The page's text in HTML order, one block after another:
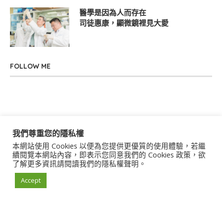
醫學是因為人而存在
司徒惠康，顯微鏡裡見大愛
FOLLOW ME
關於我們 聯絡我們 服務條款 隱私權政策
著作權聲明 作者群
我們尊重您的隱私權
本網站使用 Cookies 以便為您提供更優質的使用體驗，若繼
續閱覽本網站內容，即表示您同意我們的 Cookies 政策，欲
了解更多資訊請閱讀我們的隱私權聲明。
Accept